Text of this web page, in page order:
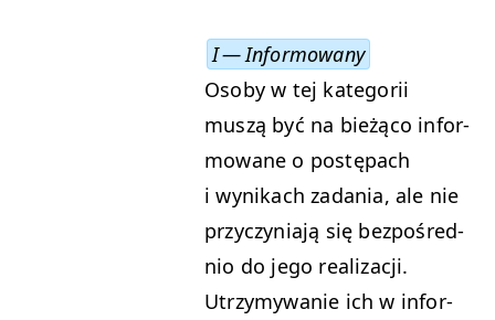
I — Informowany
Oso­by w tej kat­e­gorii
muszą być na bieżą­co infor­
mowane o postę­pach
i wynikach zada­nia, ale nie
przy­czy­ni­a­ją się bezpośred­
nio do jego real­iza­cji.
Utrzymy­wanie ich w infor­